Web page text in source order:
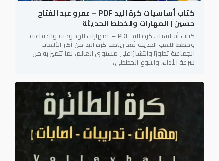
كتاب أساسيات كرة اليد PDF – عمرو عبد الفتاح
حسين | المهارات والخطط الحديثة
كتاب أساسيات كرة اليد PDF – المهارات الهجومية والدفاعية
وخطط اللعب الحديثة تُعد رياضة كرة اليد من أكثر الألعاب
الجماعية تطورًا وانتشارًا على مستوى العالم، لما تتميز به من
سرعة الأداء، والتنوع الخططي،